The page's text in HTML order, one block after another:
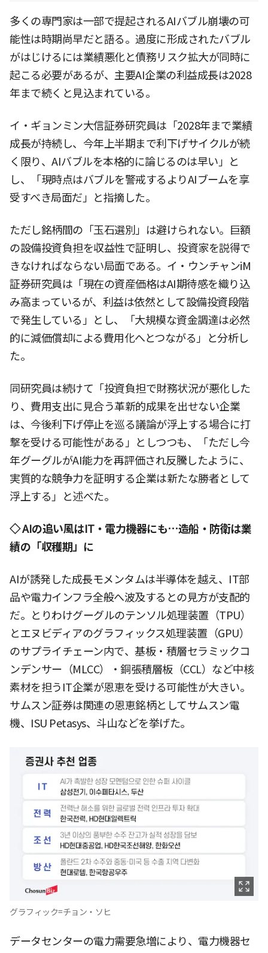
多くの専門家は一部で提起されるAIバブル崩壊の可
能性は時期尚早だと語る。過度に形成されたバブル
がはじけるには業績悪化と債務リスク拡大が同時に
起こる必要があるが、主要AI企業の利益成長は2028
年まで続くと見込まれている。
イ・ギョンミン大信証券研究員は「2028年まで業績
成長が持続し、今年上半期まで利下げサイクルが続
く限り、AIバブルを本格的に論じるのは早い」と
し、「現時点はバブルを警戒するよりAIブームを享
受すべき局面だ」と指摘した。
ただし銘柄間の「玉石選別」は避けられない。巨額
の設備投資負担を収益性で証明し、投資家を説得で
きなければならない局面である。イ・ウンチャンiM
証券研究員は「現在の資産価格はAI期待感を織り込
み高まっているが、利益は依然として設備投資段階
で発生している」とし、「大規模な資金調達は必然
的に減価償却による費用化へとつながる」と分析し
た。
同研究員は続けて「投資負担で財務状況が悪化した
り、費用支出に見合う革新的成果を出せない企業
は、今後利下げ停止を巡る議論が浮上する場合に打
撃を受ける可能性がある」としつつも、「ただし今
年グーグルがAI能力を再評価され反騰したように、
実質的な競争力を証明する企業は新たな勝者として
浮上する」と述べた。
◇ AIの追い風はIT・電力機器にも…造船・防衛は業
績の「収穫期」に
AIが誘発した成長モメンタムは半導体を越え、IT部
品や電力インフラ全般へ波及するとの見方が支配的
だ。とりわけグーグルのテンソル処理装置（TPU）
とエヌビディアのグラフィックス処理装置（GPU）
のサプライチェーン内で、基板・積層セラミックコ
ンデンサー（MLCC）・銅張積層板（CCL）など中核
素材を担うIT企業が恩恵を受ける可能性が大きい。
サムスン証券は関連の恩恵銘柄としてサムスン電
機、ISU Petasys、斗山などを挙げた。
グラフィック=チョン・ソヒ
データセンターの電力需要急増により、電力機器セ